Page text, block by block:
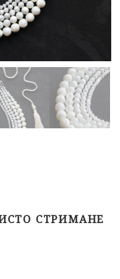
СТРИМАНЕ